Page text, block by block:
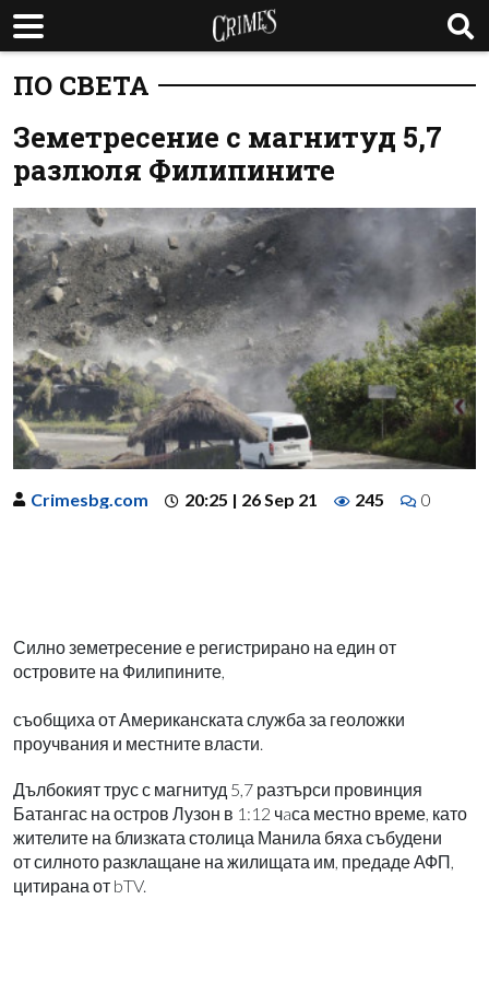
ПО СВЕТА
Земетресение с магнитуд 5,7
разлюля Филипините
Crimesbg.com 20:25 | 26 Sep 21 245 0
Силно земетресение е регистрирано на един от
островите на Филипините,
съобщиха от Американската служба за геоложки
проучвания и местните власти.
Дълбокият трус с магнитуд 5,7 разтърси провинция
Батангас на остров Лузон в 1:12 чaса местно време, като
жителите на близката столица Манила бяха събудени
от силното разклащане на жилищата им, предаде АФП,
цитирана от bTV.